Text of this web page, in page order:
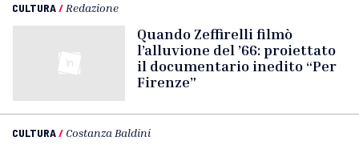
CULTURA/ Redazione
Quando Zeffirelli filmò
l’alluvione del ’66: proiettato
il documentario inedito “Per
Firenze”
CULTURA/ Costanza Baldini